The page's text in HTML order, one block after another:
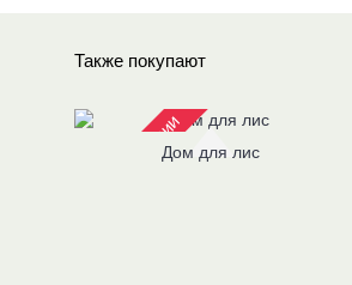
Также покупают
Нет в наличииДом для лис